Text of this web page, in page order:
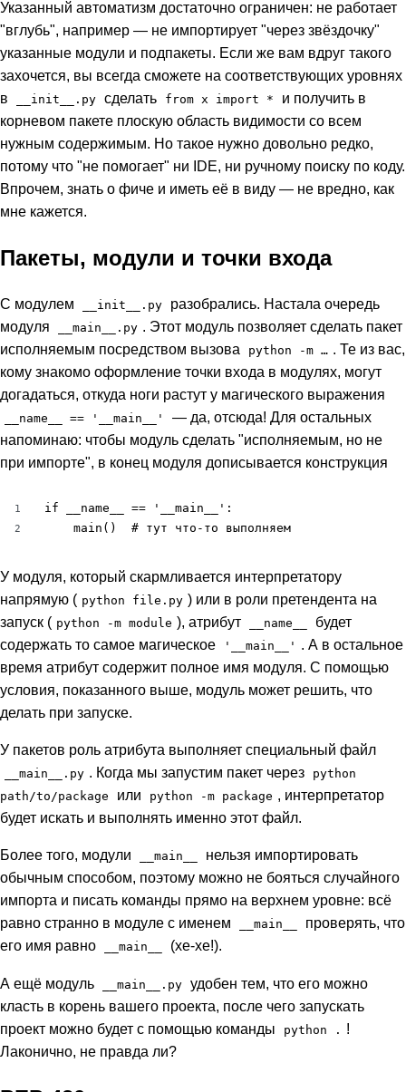
Указанный автоматизм достаточно ограничен: не работает
"вглубь", например — не импортирует "через звёздочку"
указанные модули и подпакеты. Если же вам вдруг такого
захочется, вы всегда сможете на соответствующих уровнях
в
__init__.py сделать from x import *
и получить в
корневом пакете плоскую область видимости со всем
нужным содержимым. Но такое нужно довольно редко,
потому что "не помогает" ни IDE, ни ручному поиску по коду.
Впрочем, знать о фиче и иметь её в виду — не вредно, как
мне кажется.
Пакеты, модули и точки входа
С модулем __init__.py
разобрались. Настала очередь
модуля
__main__.py . Этот модуль позволяет сделать пакет
исполняемым посредством вызова
python -m … . Те из вас,
кому знакомо оформление точки входа в модулях, могут
догадаться, откуда ноги растут у магического выражения
__name__ == '__main__'
— да, отсюда! Для остальных
напоминаю: чтобы модуль сделать "исполняемым, но не
при импорте", в конец модуля дописывается конструкция
1
2
if __name__ == '__main__':
    main()  # тут что-то выполняем
У модуля, который скармливается интерпретатору
напрямую ( python file.py ) или в роли претендента на
запуск ( python -m module ), атрибут __name__
будет
содержать то самое магическое
'__main__' . А в остальное
время атрибут содержит полное имя модуля. С помощью
условия, показанного выше, модуль может решить, что
делать при запуске.
У пакетов роль атрибута выполняет специальный файл
__main__.py . Когда мы запустим пакет через
python
path/to/package
или python -m package , интерпретатор
будет искать и выполнять именно этот файл.
Более того, модули __main__
нельзя импортировать
обычным способом, поэтому можно не бояться случайного
импорта и писать команды прямо на верхнем уровне: всё
равно странно в модуле с именем
__main__
проверять, что
его имя равно
__main__ (хе-хе!).
А ещё модуль __main__.py удобен тем, что его можно
класть в корень вашего проекта, после чего запускать
проект можно будет с помощью команды
python . !
Лаконично, не правда ли?